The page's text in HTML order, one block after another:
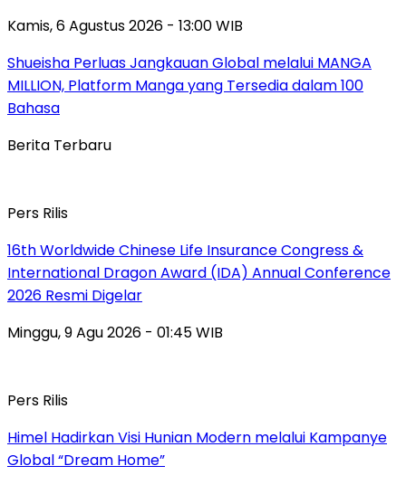
Kamis, 6 Agustus 2026 - 13:00 WIB
Shueisha Perluas Jangkauan Global melalui MANGA
MILLION, Platform Manga yang Tersedia dalam 100
Bahasa
Berita Terbaru
Pers Rilis
16th Worldwide Chinese Life Insurance Congress &
International Dragon Award (IDA) Annual Conference
2026 Resmi Digelar
Minggu, 9 Agu 2026 - 01:45 WIB
Pers Rilis
Himel Hadirkan Visi Hunian Modern melalui Kampanye
Global “Dream Home”